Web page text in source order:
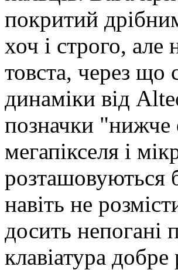
покритий
хоч і строго,
товста, через
динаміки від
позначки "нижче
мегапікселя і
розташовуються
навіть не
досить непогані
клавіатура